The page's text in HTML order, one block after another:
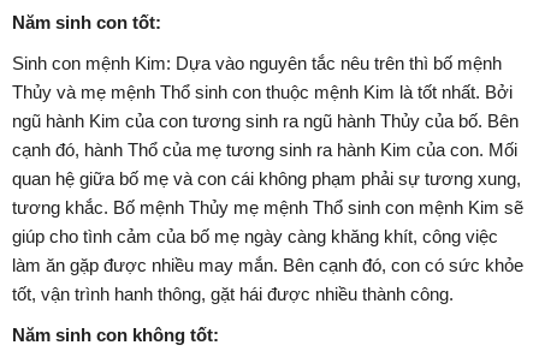
Năm sinh con tốt:
Sinh con mệnh Kim: Dựa vào nguyên tắc nêu trên thì bố mệnh
Thủy và mẹ mệnh Thổ sinh con thuộc mệnh Kim là tốt nhất. Bởi
ngũ hành Kim của con tương sinh ra ngũ hành Thủy của bố. Bên
cạnh đó, hành Thổ của mẹ tương sinh ra hành Kim của con. Mối
quan hệ giữa bố mẹ và con cái không phạm phải sự tương xung,
tương khắc. Bố mệnh Thủy mẹ mệnh Thổ sinh con mệnh Kim sẽ
giúp cho tình cảm của bố mẹ ngày càng khăng khít, công việc
làm ăn gặp được nhiều may mắn. Bên cạnh đó, con có sức khỏe
tốt, vận trình hanh thông, gặt hái được nhiều thành công.
Năm sinh con không tốt: